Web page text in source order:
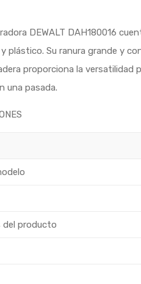
DEWALT DAH180016
plástico. Su ranura grande y
proporciona la versatilidad
una pasada.
del producto